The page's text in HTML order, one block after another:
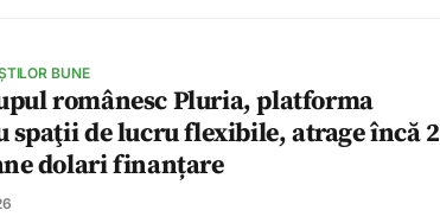
BUNE
românesc Pluria, platforma
spaţii de lucru flexibile, atrage încă 2
dolari finanțare